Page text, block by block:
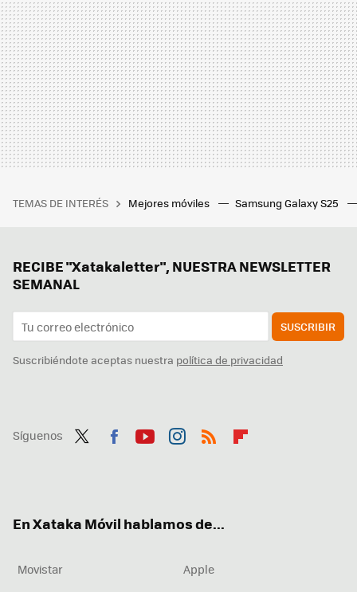
TEMAS DE INTERÉS Mejores móviles Samsung Galaxy S25
RECIBE "Xatakaletter", NUESTRA NEWSLETTER
SEMANAL
SUSCRIBIR
Suscribiéndote aceptas nuestra política de privacidad
Síguenos
En Xataka Móvil hablamos de...
Movistar
Apple